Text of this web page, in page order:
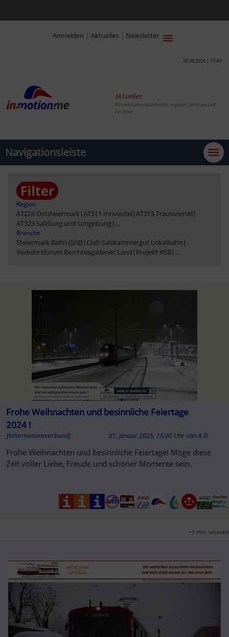
Anmelden | Aktuelles | Newsletter
08.08.2026 | 17:49
aktuelles
Wir verknüpfen Bestehendes,
Navigationsleiste
Region
AT224 Oststeiermark |AT311 Innviertel |AT315 Traunviertel |
AT323 Salzburg und Umgebung| ...
Branche
Steiermark Bahn (StB) | Club Salzkammergut Lokalbahn |
Verkehrsforum Berchtesgadener Land | Projekt RSB| ...
Frohe Weihnachten und besinnliche Feiertage
2024 !
[Informationsverbund] 01. Januar 2025, 15:00 Uhr vonA.D.
Frohe Weihnachten und besinnliche Feiertage! Möge diese
Zeit voller Liebe, Freude und schöner Momente sein.
~1 min. Lesezeit